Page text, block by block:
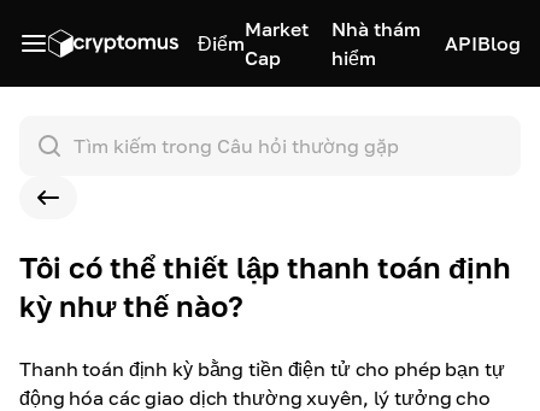
Điểm
Market
Cap
Nhà thám
hiểm
APIBlog
Tôi có thể thiết lập thanh toán định
kỳ như thế nào?
Thanh toán định kỳ bằng tiền điện tử cho phép bạn tự
động hóa các giao dịch thường xuyên, lý tưởng cho